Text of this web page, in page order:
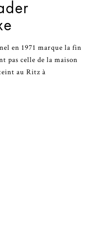
en 1971 marque la fin
pas celle de la maison
au Ritz à